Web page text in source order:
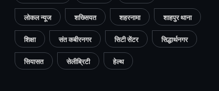
लोकल न्यूज शख्सियत शहरनामा शाहपुर थाना
शिक्षा संत कबीरनगर सिटी सेंटर सिद्धार्थनगर
सियासत सेलीब्रिटी हेल्थ